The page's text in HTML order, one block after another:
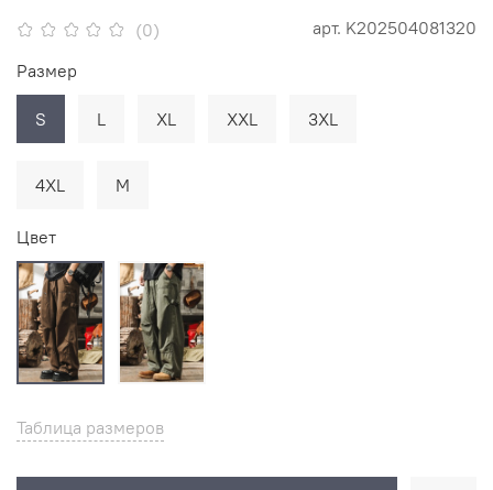
(0) арт. K202504081320
Таблица размеров
Размер
S L XL XXL 3XL
4XL М
Цвет